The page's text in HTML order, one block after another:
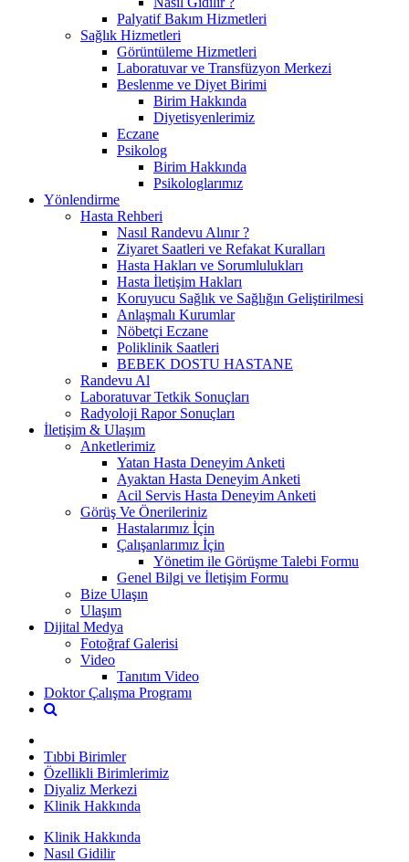
Palyatif Bakım Hizmetleri
Sağlık Hizmetleri
Görüntüleme Hizmetleri
Laboratuvar ve Transfüzyon Merkezi
Beslenme ve Diyet Birimi
Birim Hakkında
Diyetisyenlerimiz
Eczane
Psikolog
Birim Hakkında
Psikologlarımız
Yönlendirme
Hasta Rehberi
Nasıl Randevu Alınır ?
Ziyaret Saatleri ve Refakat Kuralları
Hasta Hakları ve Sorumlulukları
Hasta İletişim Hakları
Koruyucu Sağlık ve Sağlığın Geliştirilmesi
Anlaşmalı Kurumlar
Nöbetçi Eczane
Poliklinik Saatleri
BEBEK DOSTU HASTANE
Randevu Al
Laboratuvar Tetkik Sonuçları
Radyoloji Rapor Sonuçları
İletişim & Ulaşım
Anketlerimiz
Yatan Hasta Deneyim Anketi
Ayaktan Hasta Deneyim Anketi
Acil Servis Hasta Deneyim Anketi
Görüş Ve Önerileriniz
Hastalarımız İçin
Çalışanlarımız İçin
Yönetim ile Görüşme Talebi Formu
Genel Bilgi ve İletişim Formu
Bize Ulaşın
Ulaşım
Dijital Medya
Fotoğraf Galerisi
Video
Tanıtım Video
Doktor Çalışma Programı
Tıbbi Birimler
Özellikli Birimlerimiz
Diyaliz Merkezi
Klinik Hakkında
Klinik Hakkında
Nasıl Gidilir